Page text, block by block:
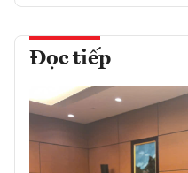
Đọc tiếp